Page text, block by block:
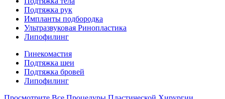
Подтяжка рук
Импланты подбородка
Ультразвуковая Ринопластика
Липофилинг
Гинекомастия
Подтяжка шеи
Подтяжка бровей
Липофилинг